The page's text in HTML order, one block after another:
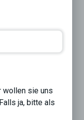
wollen sie uns
ja, bitte als